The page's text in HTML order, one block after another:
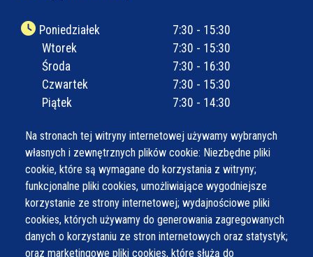
Na stronach tej witryny internetowej używamy wybranych
własnych i zewnętrznych plików cookie: Niezbędne pliki
cookie, które są wymagane do korzystania z witryny;
funkcjonalne pliki cookies, umożliwiające wygodniejsze
korzystanie ze strony internetowej; wydajnościowe pliki
cookies, których używamy do generowania zagregowanych
danych o korzystaniu ze stron internetowych oraz statystyk;
oraz marketingowe pliki cookies, które służą do
Poniedziałek
7:30 - 15:30
Wtorek
7:30 - 15:30
Środa
7:30 - 16:30
Czwartek
7:30 - 15:30
Piątek
7:30 - 14:30